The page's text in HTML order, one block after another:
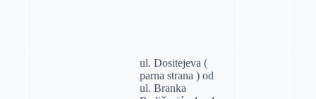
ul. Dositejeva (
parna strana ) od
ul. Branka